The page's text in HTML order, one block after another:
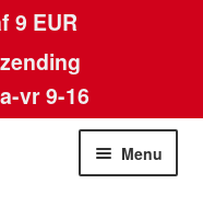
9 EUR
vr 9-16
Menu